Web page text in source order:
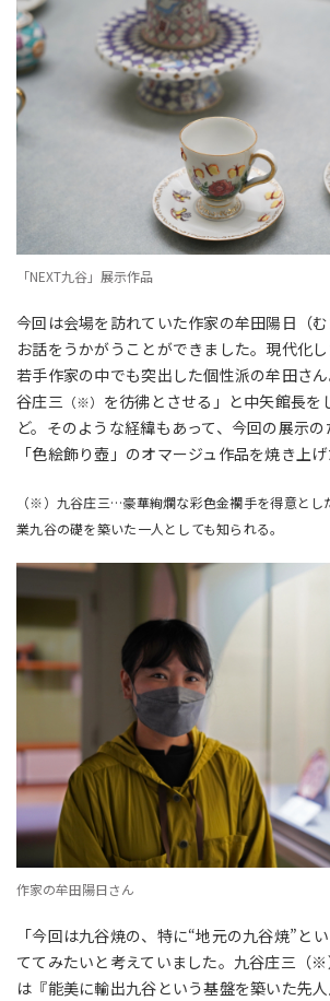
「NEXT九谷」展示作品
今回は会場を訪れていた作家の牟田陽日（
お話をうかがうことができました。 現代化
若手作家の中でも突出した個性派の牟田さ
谷庄三 （※） を彷彿とさせる」と中矢館長を
ど。そのような経緯もあって、今回の展示
「色絵飾り壺」のオマージュ作品を焼き上げ
（※）九谷庄三…豪華絢爛な彩色金襴手を得意とし
業九谷の礎を築いた一人としても知られる。
作家の牟田陽日さん
「今回は九谷焼の、特に“地元の九谷焼”と
ててみたいと考えていました。九谷庄三 （※
は『能美に輸出九谷という基盤を築いた先